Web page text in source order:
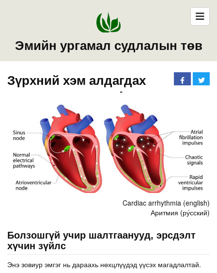
Эмийн ургамал судлалын төв
Зүрхний хэм алдагдах
Cardiac arrhythmia (english)
Аритмия (ру́сский)
Болзошгүй учир шалтгаанууд, эрсдэлт
хүчин зүйлс
Энэ зовиур эмгэг нь дараахь нөхцлүүдэд үүсэх магадлалтай.